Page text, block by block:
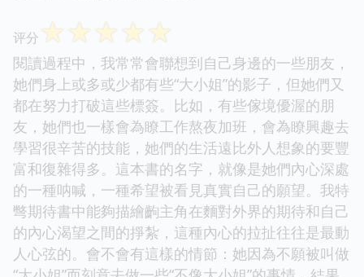
评分 ☆☆☆☆☆
閱讀過程中，我常常會聯想到自己身邊的一些朋友，
她們身上或多或少都有些“大小姐”的影子，但她們又
都在努力打破這些標簽。比如，有些傢境優渥的朋
友，她們也一樣會為瞭工作熬夜加班，會為瞭興趣去
學習很辛苦的技能，她們的生活遠比外人想象的要豐
富和復雜得多。這本書的名字，就像是她們內心深處
的一種呐喊，一種希望被看見真實自己的願望。我特
彆期待書中能夠描繪齣主角在麵對外界的期待和自己
的內心渴望之間的掙紮，這種內心的拉扯往往是最動
人心弦的。會不會有這樣的情節：她因為不願被叫做